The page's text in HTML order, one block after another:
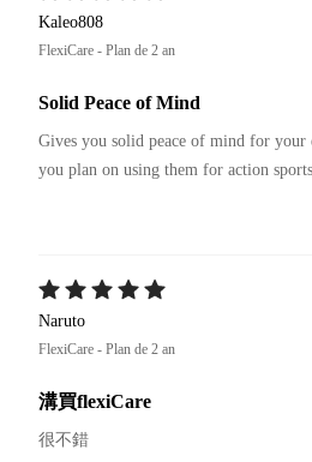
Kaleo808
FlexiCare - Plan de 2 an
Solid Peace of Mind
Gives you solid peace of mind for
you plan on using them for action
Naruto
FlexiCare - Plan de 2 an
溝買flexiCare
很不錯